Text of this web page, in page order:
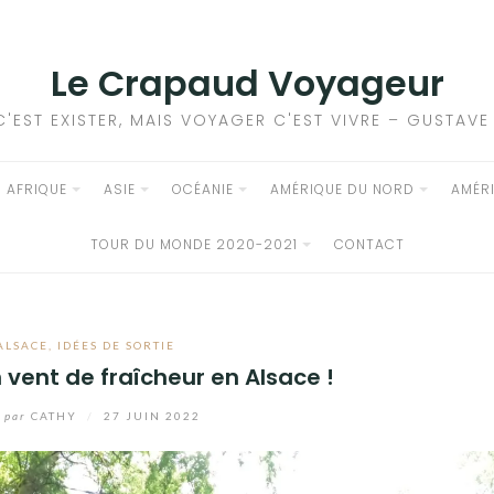
Le Crapaud Voyageur
EXISTER, MAIS VOYAGER C'EST VIVRE –
AFRIQUE ASIE OCÉANIE AMÉRIQUE DU NORD
TOUR DU MONDE 2020-2021 CONTACT
IDÉES DE SORTIE
vent de fraîcheur en Alsace !
par CATHY 27 JUIN 2022